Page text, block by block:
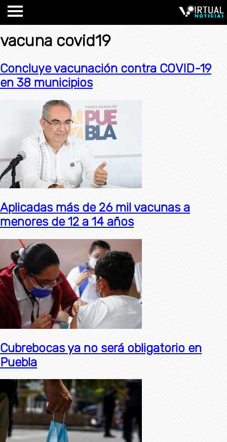
vacuna covid19
Concluye vacunación contra COVID-19
en 38 municipios
Aplicadas más de 26 mil vacunas a
menores de 12 a 14 años
Cubrebocas ya no será obligatorio en
Puebla